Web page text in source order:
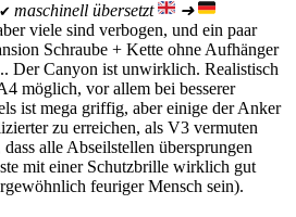
maschinell übersetzt
➜
viele sind verbogen, und ein paar
Schraube + Kette ohne Aufhänger
Der Canyon ist unwirklich. Realistisch
möglich, vor allem bei besserer
ist mega griffig, aber einige der Anker
zu erreichen, als V3 vermuten
alle Abseilstellen übersprungen
mit einer Schutzbrille wirklich gut
feuriger Mensch sein).